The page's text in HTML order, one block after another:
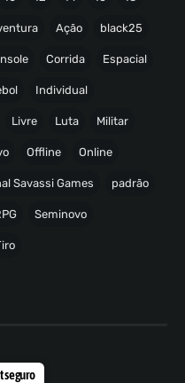
Ação black25
Corrida Espacial
Individual
Livre Luta Militar
Offline Online
Savassi Games padrão
Seminovo
seguro